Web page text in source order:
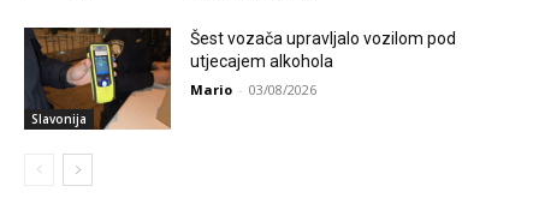
Slavonija
Šest vozača upravljalo vozilom pod
utjecajem alkohola
Mario - 03/08/2026